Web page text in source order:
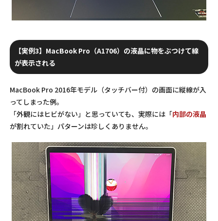
【実例3】MacBook Pro（A1706）の液晶に物をぶつけて線
が表示される
MacBook Pro 2016年モデル（タッチバー付）の画面に縦線が入
ってしまった例。
「外観にはヒビがない」と思っていても、実際には「内部の液晶
が割れていた」パターンは珍しくありません。